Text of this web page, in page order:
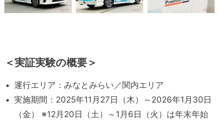
＜実証実験の概要＞
運行エリア：みなとみらい／関内エリア
実施期間：2025年11月27日（木）～2026年1月30日
（金） ※12月20日（土）～1月6日（火）は年末年始